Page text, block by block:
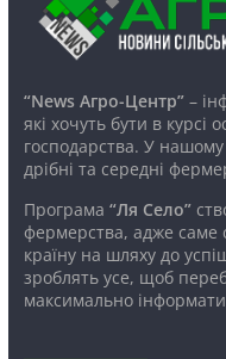
“News Агро-Центр”–
які хочуть бути в курсі
господарства. У
дрібні та середні
Програма “Ля Село”
фермерства, адже саме
країну на шляху до
зроблять усе, щоб
максимально